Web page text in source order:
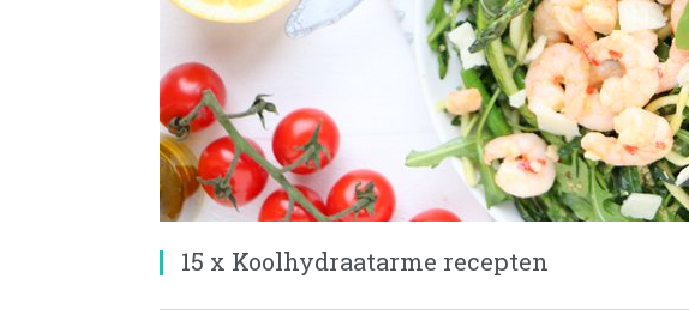
15 x Koolhydraatarme recepten